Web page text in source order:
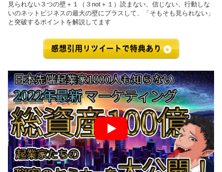
見られない３つの壁＋１（３not＋１）読まない、信じない、行動しな
いのネットビジネスの最大の壁にプラスして、「そもそも見られない」
と突破するポイントを解説してます
感想引用リツイートで特典あり